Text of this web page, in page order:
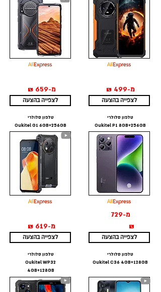
מ-659 ₪
לצפייה בהצעה
טלפון סלולרי
Oukitel G1 6GB+256GB
מ-619 ₪
לצפייה בהצעה
טלפון סלולרי
Oukitel WP32
4GB+128GB
מ-499 ₪
לצפייה בהצעה
טלפון סלולרי
Oukitel P1 8GB+256GB
מ-729
₪
לצפייה בהצעה
טלפון סלולרי
Oukitel C36 4GB+128GB